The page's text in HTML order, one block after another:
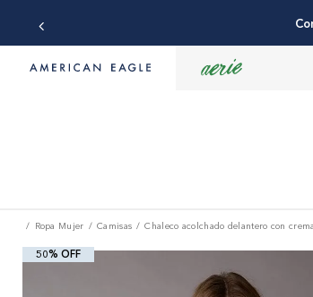
Ropa Mujer Camisas Chaleco acolchado delantero con
50% OFF